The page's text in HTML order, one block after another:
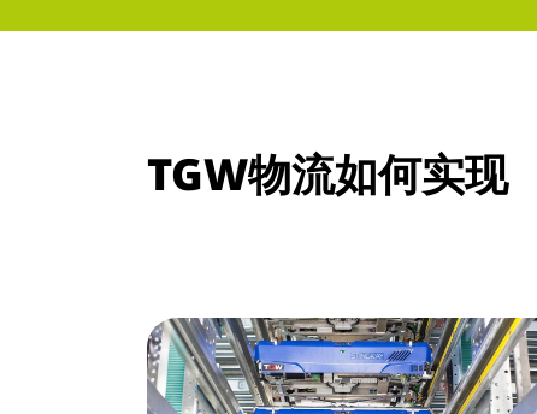
TGW物流如何实现